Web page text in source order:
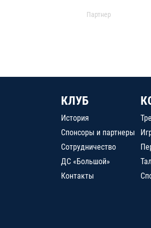
Партнер
КЛУБ
История
Спонсоры и партнеры
Сотрудничество
ДС «Большой»
Контакты